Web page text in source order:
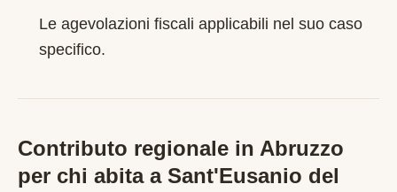
Le agevolazioni fiscali applicabili nel suo caso
specifico.
Contributo regionale in Abruzzo
per chi abita a Sant'Eusanio del